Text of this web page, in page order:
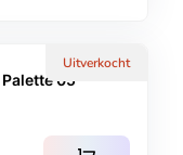
Uitverkocht
05